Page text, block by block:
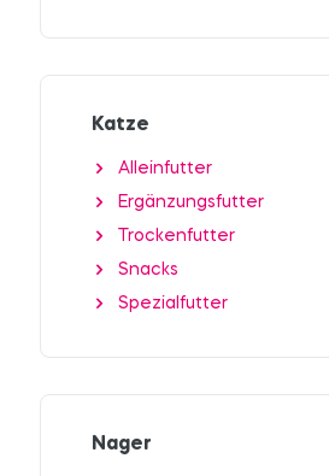
Katze
Alleinfutter
Ergänzungsfutter
Trockenfutter
Snacks
Spezialfutter
Nager